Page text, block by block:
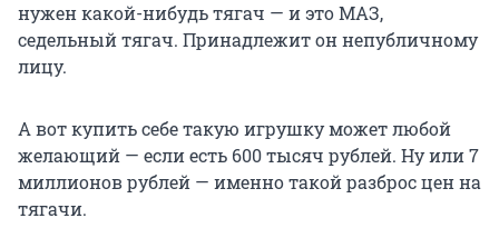
нужен какой-нибудь тягач — и это МАЗ,
седельный тягач. Принадлежит он непубличному
лицу.
А вот купить себе такую игрушку может любой
желающий — если есть 600 тысяч рублей. Ну или 7
миллионов рублей — именно такой разброс цен на
тягачи.